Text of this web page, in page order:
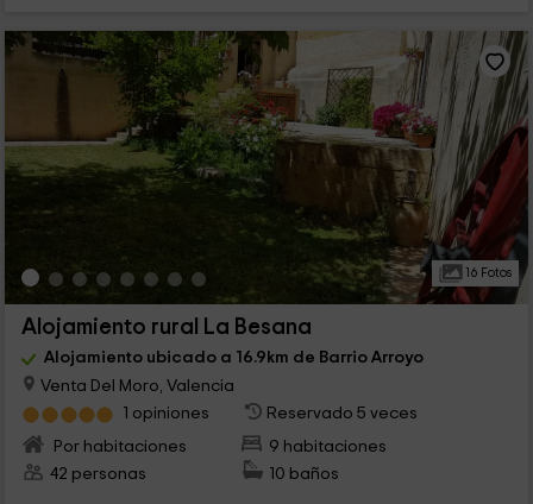
16 Fotos
Alojamiento rural La Besana
Alojamiento ubicado a 16.9km de Barrio Arroyo
Venta Del Moro, Valencia
1 opiniones
Reservado 5 veces
Por habitaciones
9 habitaciones
42 personas
10 baños